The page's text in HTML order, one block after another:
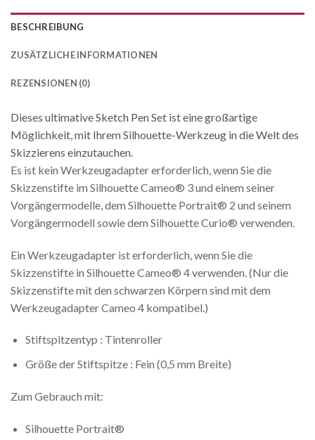
BESCHREIBUNG
ZUSÄTZLICHE INFORMATIONEN
REZENSIONEN (0)
Dieses ultimative Sketch Pen Set ist eine großartige
Möglichkeit, mit Ihrem Silhouette-Werkzeug in die Welt des
Skizzierens einzutauchen.
Es ist kein Werkzeugadapter erforderlich, wenn Sie die
Skizzenstifte im Silhouette Cameo® 3 und einem seiner
Vorgängermodelle, dem Silhouette Portrait® 2 und seinem
Vorgängermodell sowie dem Silhouette Curio® verwenden.
Ein Werkzeugadapter ist erforderlich, wenn Sie die
Skizzenstifte in Silhouette Cameo® 4 verwenden. (Nur die
Skizzenstifte mit den schwarzen Körpern sind mit dem
Werkzeugadapter Cameo 4 kompatibel.)
Stiftspitzentyp : Tintenroller
Größe der Stiftspitze : Fein (0,5 mm Breite)
Zum Gebrauch mit:
Silhouette Portrait®